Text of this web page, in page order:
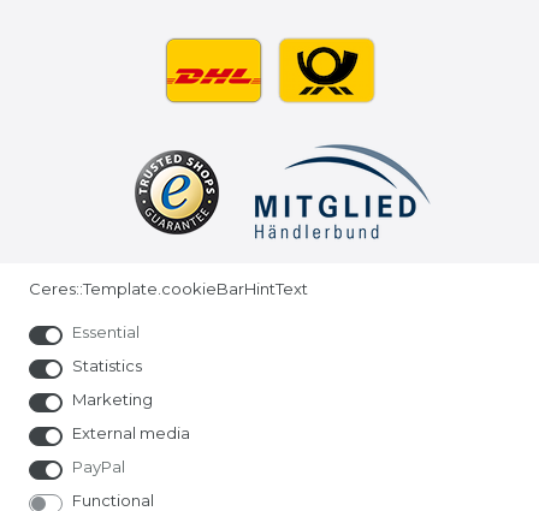
Ceres::Template.cookieBarHintText
Essential
Statistics
Marketing
External media
PayPal
Functional